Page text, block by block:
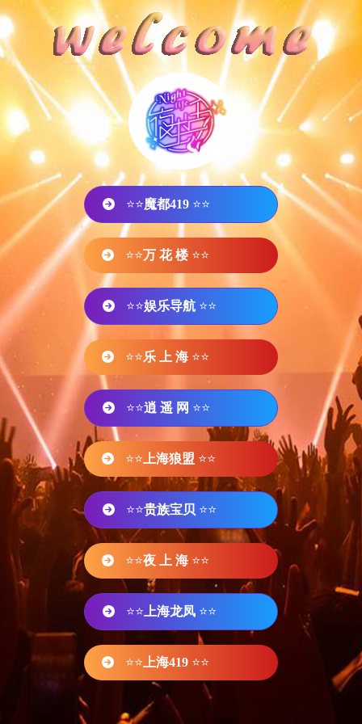
⭐⭐魔都419 ⭐⭐
⭐⭐万 花 楼 ⭐⭐
⭐⭐娱乐导航 ⭐⭐
⭐⭐乐 上 海 ⭐⭐
⭐⭐逍 遥 网 ⭐⭐
⭐⭐ 上海狼盟 ⭐⭐
⭐⭐贵族宝贝 ⭐⭐
⭐⭐夜 上 海 ⭐⭐
⭐⭐ 上海龙凤 ⭐⭐
⭐⭐ 上海419 ⭐⭐